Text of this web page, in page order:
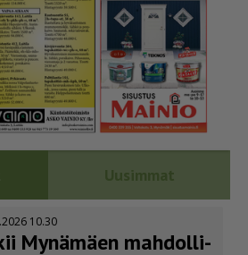
Uusimmat
10.30
Mynämäen mahdol­li­